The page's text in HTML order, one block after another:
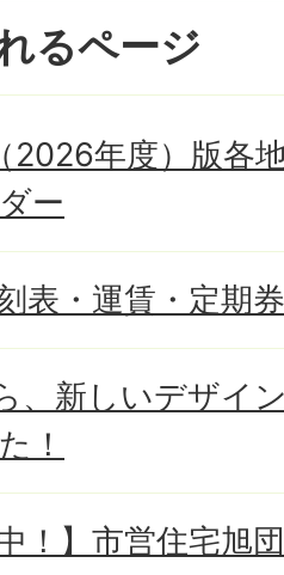
るページ
2026年度）版各
ー
表・運賃・定期券
、新しいデザイ
！
中！】市営住宅旭